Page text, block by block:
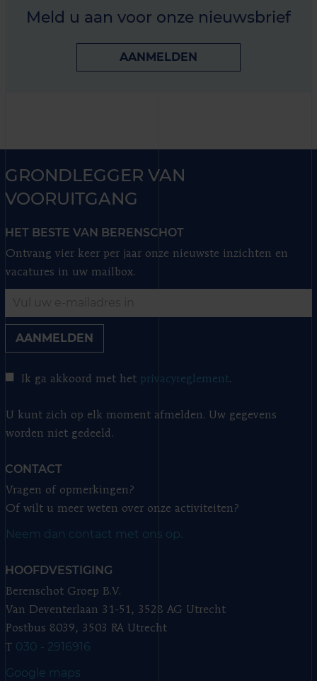
Meld u aan voor onze nieuwsbrief
AANMELDEN
GRONDLEGGER VAN
VOORUITGANG
HET BESTE VAN BERENSCHOT
Ontvang vier keer per jaar onze nieuwste inzichten en
vacatures in uw mailbox.
AANMELDEN
Ik ga akkoord met het privacyreglement.
U kunt zich op elk moment afmelden. Uw gegevens
worden niet gedeeld.
CONTACT
Vragen of opmerkingen?
Of wilt u meer weten over onze activiteiten?
Neem dan contact met ons op.
HOOFDVESTIGING
Berenschot Groep B.V.
Van Deventerlaan 31-51, 3528 AG Utrecht
Postbus 8039, 3503 RA Utrecht
T 030 - 2916916
Google maps